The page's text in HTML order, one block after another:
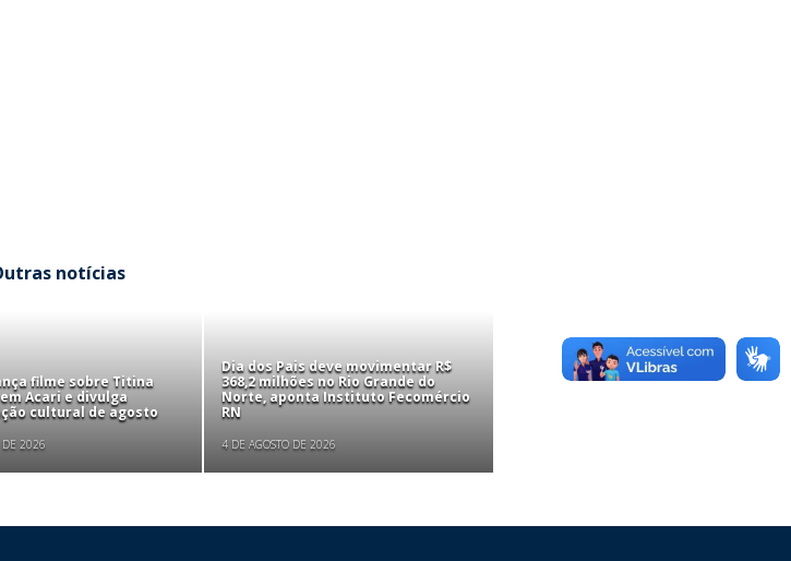
notícias
filme sobre Titina
Acari e divulga
cultural de agosto
DE 2026
Dia dos Pais deve movimentar R$
368,2 milhões no Rio Grande do
Norte, aponta Instituto Fecomércio
RN
4 DE AGOSTO DE 2026